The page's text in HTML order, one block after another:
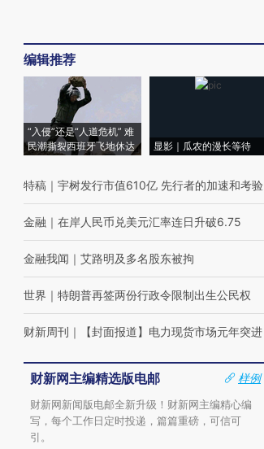
编辑推荐
“入侵”还是“人道危机” 难
民潮撕裂西班牙飞地休达
显影｜瓜农的漫长等待
特稿 ｜ 宇树发行市值610亿 先行者的加速和考验
金融 ｜ 在岸人民币兑美元汇率连日升破6.75
金融我闻 ｜ 艾路明及多名股东被拘
世界 ｜ 特朗普再签两份行政令限制出生公民权
财新周刊 ｜ 【封面报道】电力现货市场元年突进
财新网主编精选版电邮
样例
财新网新闻版电邮全新升级！财新网主编精心编
写，每个工作日定时投递，篇篇重磅，可信可
引。